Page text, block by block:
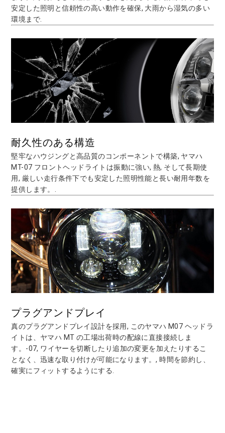
安定した照明と信頼性の高い動作を確保, 大雨から湿気の多い
環境まで.
耐久性のある構造
堅牢なハウジングと高品質のコンポーネントで構築, ヤマハ
MT-07 フロントヘッドライトは振動に強い, 熱, そして長期使
用, 厳しい走行条件下でも安定した照明性能と長い耐用年数を
提供します。.
プラグアンドプレイ
真のプラグアンドプレイ設計を採用, このヤマハ M07 ヘッドラ
イトは、ヤマハ MT の工場出荷時の配線に直接接続しま
す。-07, ワイヤーを切断したり追加の変更を加えたりするこ
となく、迅速な取り付けが可能になります。, 時間を節約し、
確実にフィットするようにする.